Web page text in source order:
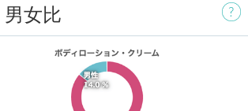
男女比